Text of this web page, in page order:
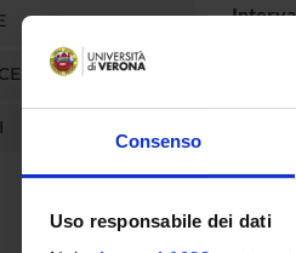
Consenso
Uso responsabile dei dati
Handle